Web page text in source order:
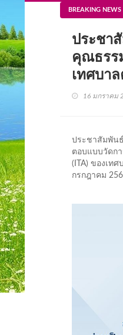
BREAKING NEWS
ประชา
คุณธรร
เทศบา
16 มกราคม
ประชาสัมพัน
ตอบแบบวัดก
(ITA) ของเท
กรกฎาคม